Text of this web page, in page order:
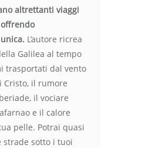
altrettanti viaggi
L’autore ricrea
Galilea al tempo
trasportati dal vento
Cristo, il rumore
il vociare
e il calore
pelle. Potrai quasi
strade sotto i tuoi